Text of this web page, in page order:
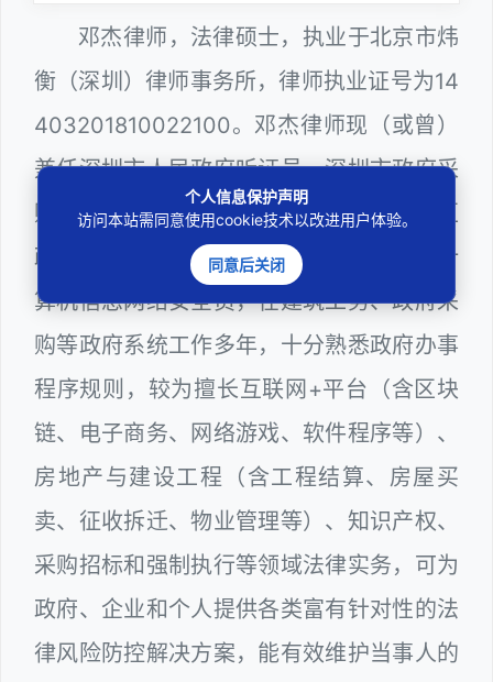
邓杰律师，法律硕士，执业于北京市炜
衡（深圳）律师事务所，律师执业证号为14
403201810022100。邓杰律师现（或曾）
兼任深圳市人民政府听证员、深圳市政府采
购评审专家（法律类），曾担任深圳市某区
政府部门公职律师、建设工程定标专家、计
算机信息网络安全员，在建筑工务、政府采
购等政府系统工作多年，十分熟悉政府办事
程序规则，较为擅长互联网+平台（含区块
链、电子商务、网络游戏、软件程序等）、
房地产与建设工程（含工程结算、房屋买
卖、征收拆迁、物业管理等）、知识产权、
采购招标和强制执行等领域法律实务，可为
政府、企业和个人提供各类富有针对性的法
律风险防控解决方案，能有效维护当事人的
个人信息保护声明
访问本站需同意使用cookie技术以改进用户体验。
同意后关闭